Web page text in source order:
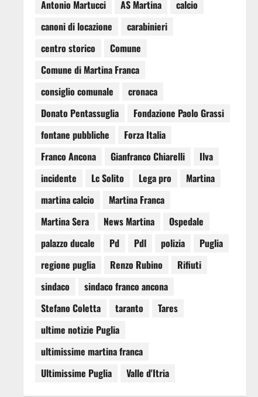
Antonio Martucci
AS Martina
calcio
canoni di locazione
carabinieri
centro storico
Comune
Comune di Martina Franca
consiglio comunale
cronaca
Donato Pentassuglia
Fondazione Paolo Grassi
fontane pubbliche
Forza Italia
Franco Ancona
Gianfranco Chiarelli
Ilva
incidente
Lc Solito Lega pro
Martina
martina calcio
Martina Franca
Martina Sera
News Martina
Ospedale
palazzo ducale
Pd Pdl polizia
Puglia
regione puglia
Renzo Rubino
Rifiuti
sindaco
sindaco franco ancona
Stefano Coletta
taranto
Tares
ultime notizie Puglia
ultimissime martina franca
Ultimissime Puglia
Valle d'Itria